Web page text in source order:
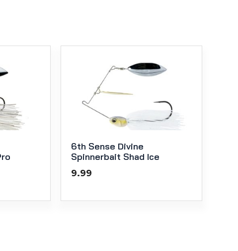
6th Sense Divine
Spinnerbait Shad Ice
9.99